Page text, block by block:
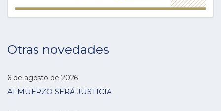
Otras novedades
6 de agosto de 2026
ALMUERZO SERÁ JUSTICIA